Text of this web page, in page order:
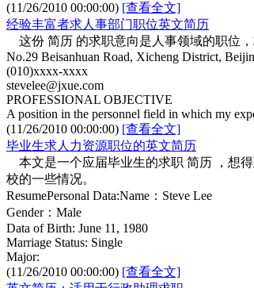
(11/26/2010 00:00:00) [查看全文]
经验丰富者求人事部门职位英文简历
这份 简历 的求职意向是人事领域的职位
No.29 Beisanhuan Road, Xicheng District,
(010)xxxx-xxxx
stevelee@jxue.com
PROFESSIONAL OBJECTIVE
A position in the personnel field in which my
(11/26/2010 00:00:00) [查看全文]
毕业生求人力资源职位的英文简历
本文是一个应届毕业生的求职 简历 ，想
校的一些情况。
ResumePersonal Data:Name：Steve Lee
Gender：Male
Data of Birth: June 11, 1980
Marriage Status: Single
Major:
(11/26/2010 00:00:00) [查看全文]